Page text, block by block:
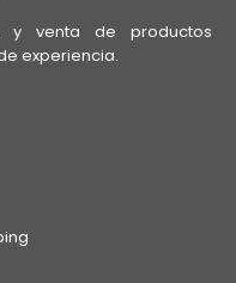
y venta de productos
experiencia.